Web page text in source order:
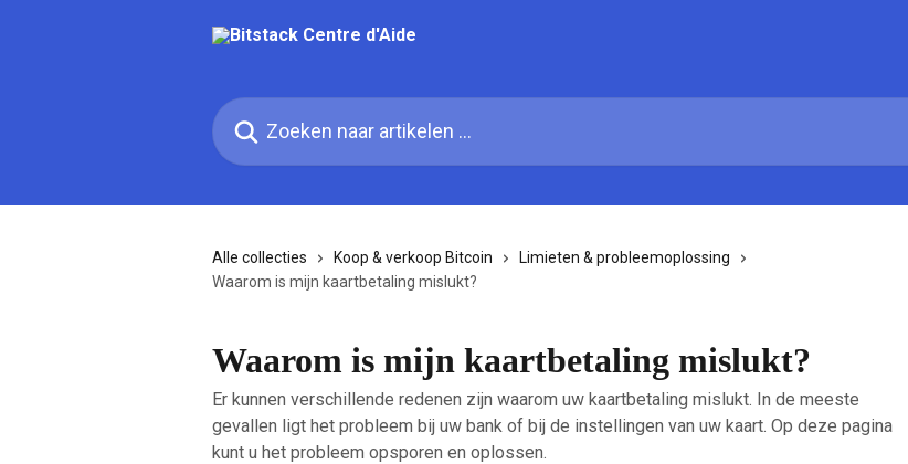
Zoeken naar artikelen ...
Alle collecties Koop & verkoop Bitcoin
Limieten & probleemoplossing
Waarom is mijn kaartbetaling mislukt?
Waarom is mijn kaartbetaling mislukt?
Er kunnen verschillende redenen zijn waarom uw kaartbetaling mislukt. In de meeste
gevallen ligt het probleem bij uw bank of bij de instellingen van uw kaart. Op deze pagina
kunt u het probleem opsporen en oplossen.